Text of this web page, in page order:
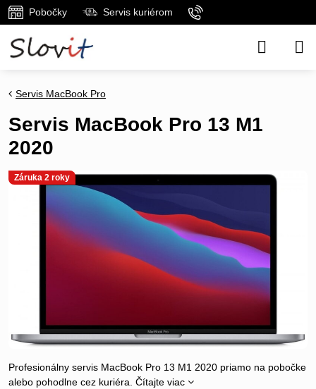
Pobočky Servis kuriérom
Záruka 2 roky
Servis MacBook Pro
Servis MacBook Pro 13 M1
2020
Profesionálny servis MacBook Pro 13 M1 2020 priamo na pobočke
alebo pohodlne cez kuriéra. Čítajte viac